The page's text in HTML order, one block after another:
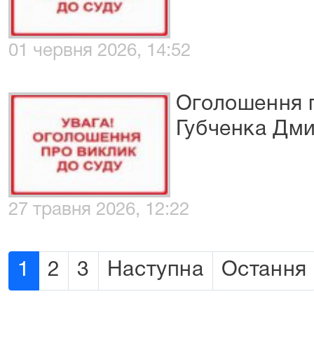
01 червня 2026, 14:52
Оголошення
Губченка
27 травня 2026, 12:22
1 2 3 Наступна Остання